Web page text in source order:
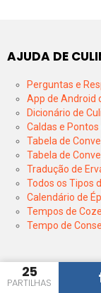
25
PARTILHAS
AJUDA DE
Perguntas e
App de Android
Dicionário de
Caldas e
Tabela de
Tabela de
Tradução de
Todos os Tipos
Calendário de
Tempos de
Tempo de